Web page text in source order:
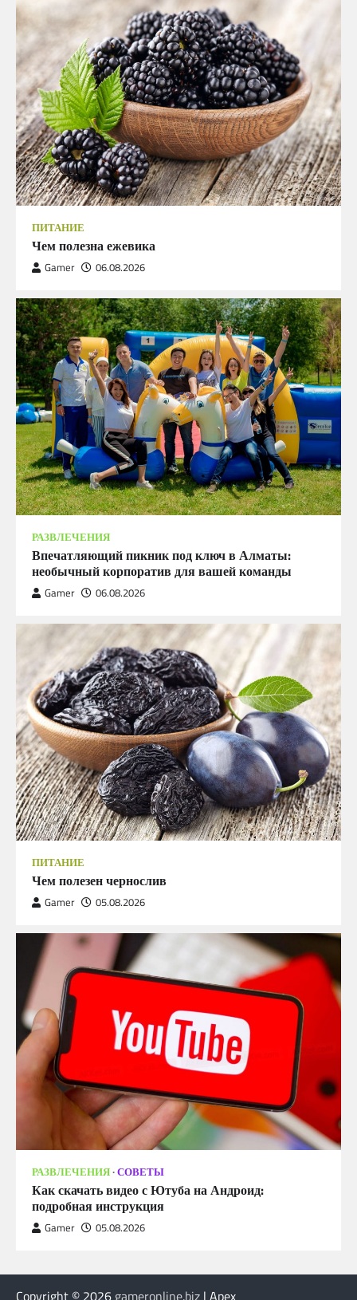
ПИТАНИЕ
Чем полезна ежевика
Gamer 06.08.2026
РАЗВЛЕЧЕНИЯ
Впечатляющий пикник под ключ в Алматы:
необычный корпоратив для вашей команды
Gamer 06.08.2026
ПИТАНИЕ
Чем полезен чернослив
Gamer 05.08.2026
РАЗВЛЕЧЕНИЯ СОВЕТЫ
Как скачать видео с Ютуба на Андроид:
подробная инструкция
Gamer 05.08.2026
Copyright © 2026 gameronline.biz | Apex